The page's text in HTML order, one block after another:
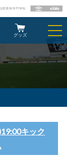
グッズ
キック